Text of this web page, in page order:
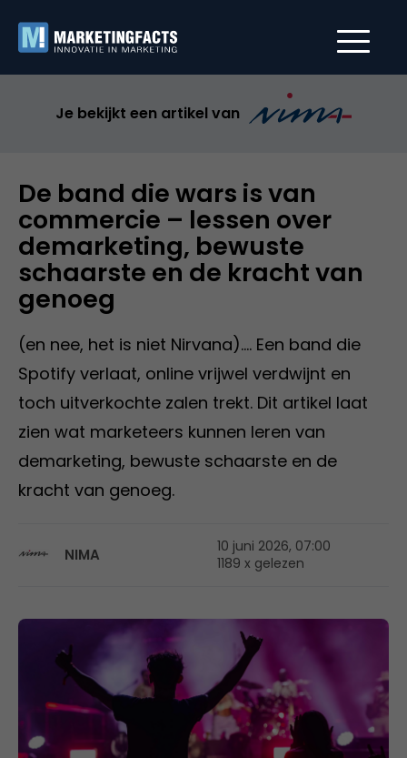
Je bekijkt een artikel van
De band die wars is van
commercie – lessen over
demarketing, bewuste
schaarste en de kracht van
genoeg
(en nee, het is niet Nirvana).... Een band die
Spotify verlaat, online vrijwel verdwijnt en
toch uitverkochte zalen trekt. Dit artikel laat
zien wat marketeers kunnen leren van
demarketing, bewuste schaarste en de
kracht van genoeg.
NIMA
10 juni 2026, 07:00
1189 x gelezen